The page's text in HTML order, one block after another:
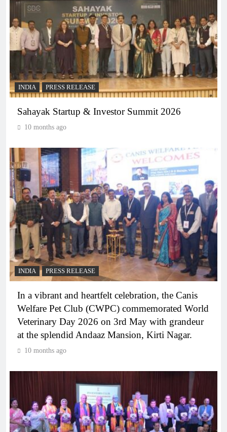
INDIA PRESS RELEASE
Sahayak Startup & Investor Summit 2026
10 months ago
INDIA PRESS RELEASE
In a vibrant and heartfelt celebration, the Canis
Welfare Pet Club (CWPC) commemorated World
Veterinary Day 2026 on 3rd May with grandeur
at the splendid Andaaz Mansion, Kirti Nagar.
10 months ago